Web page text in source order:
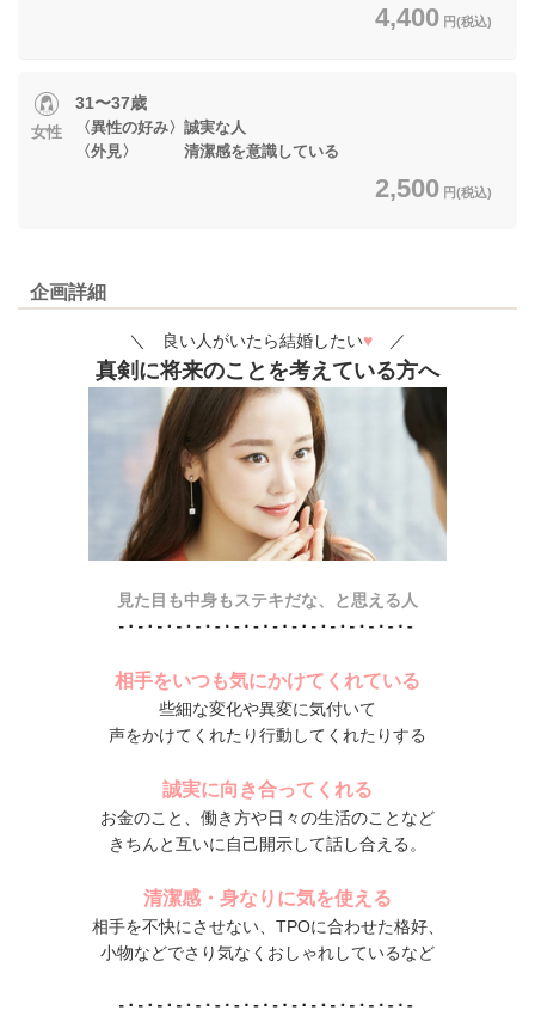
4,400 円(税込)
女性
31〜37歳
〈異性の好み〉誠実な人
〈外見〉 清潔感を意識している
2,500 円(税込)
企画詳細
＼ 良い人がいたら結婚したい♥ ／
真剣に将来のことを考えている方へ
見た目も中身もステキだな、と思える人
相手をいつも気にかけてくれている
些細な変化や異変に気付いて
声をかけてくれたり行動してくれたりする
誠実に向き合ってくれる
お金のこと、働き方や日々の生活のことなど
きちんと互いに自己開示して話し合える。
清潔感・身なりに気を使える
相手を不快にさせない、TPOに合わせた格好、
小物などでさり気なくおしゃれしているなど